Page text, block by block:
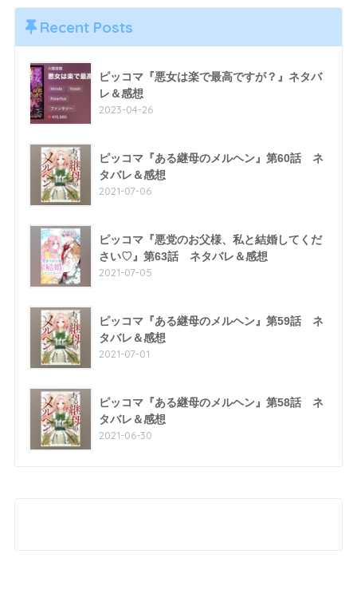
Recent Posts
ピッコマ『悪女は楽で最高ですが？』ネタバ
レ＆感想
2023-04-26
ピッコマ『ある継母のメルヘン』第60話 ネ
タバレ＆感想
2021-07-06
ピッコマ『悪党のお父様、私と結婚してくだ
さい♡』第63話 ネタバレ＆感想
2021-07-05
ピッコマ『ある継母のメルヘン』第59話 ネ
タバレ＆感想
2021-07-01
ピッコマ『ある継母のメルヘン』第58話 ネ
タバレ＆感想
2021-06-30